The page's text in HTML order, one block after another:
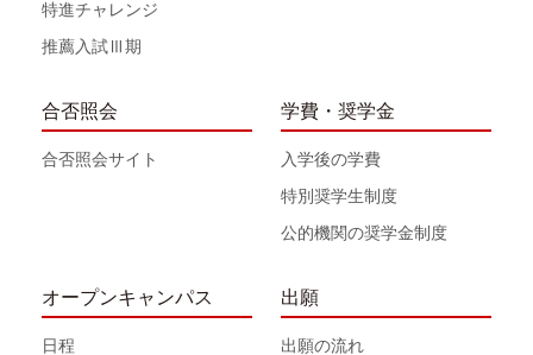
特進チャレンジ
推薦入試Ⅲ期
合否照会
合否照会サイト
学費・奨学金
入学後の学費
特別奨学生制度
公的機関の奨学金制度
オープンキャンパス
日程
出願
出願の流れ